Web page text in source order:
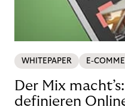
WHITEPAPER E-
Der Mix
definieren